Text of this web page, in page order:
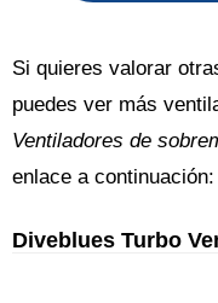
Si quieres valorar
puedes ver más
Ventiladores de
enlace a continuación:
Diveblues Turbo